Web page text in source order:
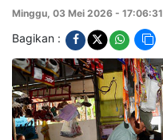
Minggu, 03 Mei 2026 -
Bagikan :